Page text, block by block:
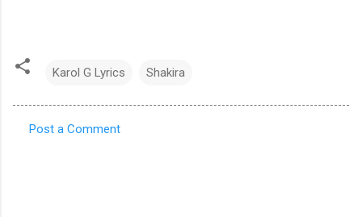
Karol G Lyrics Shakira
Post a Comment